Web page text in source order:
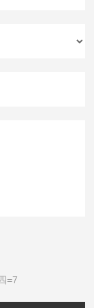
=7